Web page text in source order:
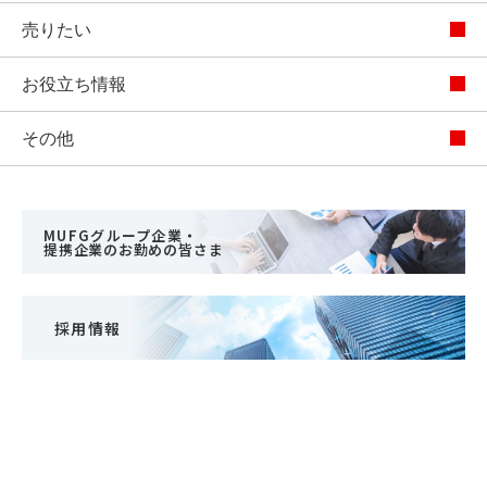
売りたい
お役立ち情報
その他
MUFGグループ企業・
提携企業のお勤めの皆さま
採用情報